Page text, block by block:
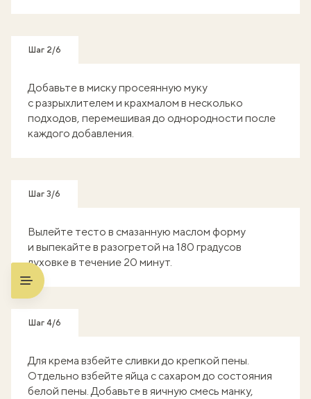
Шаг 2/6
Добавьте в миску просеянную муку
с разрыхлителем и крахмалом в несколько
подходов, перемешивая до однородности после
каждого добавления.
Шаг 3/6
Вылейте тесто в смазанную маслом форму
и выпекайте в разогретой на 180 градусов
духовке в течение 20 минут.
Шаг 4/6
Для крема взбейте сливки до крепкой пены.
Отдельно взбейте яйца с сахаром до состояния
белой пены. Добавьте в яичную смесь манку,